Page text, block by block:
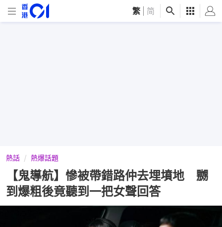
繁 简
熱話 熱爆話題
【鬼導航】慘被帶錯路仲去埋墳地 嬲
到爆粗後竟聽到一把女聲回答